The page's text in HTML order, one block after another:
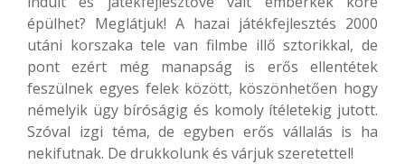
épülhet? Meglátjuk! A hazai játékfejlesztés 2000
utáni korszaka tele van filmbe illő sztorikkal, de
pont ezért még manapság is erős ellentétek
feszülnek egyes felek között, köszönhetően hogy
némelyik ügy bíróságig és komoly ítéletekig jutott.
Szóval izgi téma, de egyben erős vállalás is ha
nekifutnak. De drukkolunk és várjuk szeretettel!